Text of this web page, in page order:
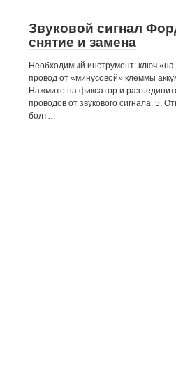
Звуковой сигнал
снятие и замена
Необходимый инструмент: ключ
провод от «минусовой» клеммы
Нажмите на фиксатор и
проводов от звукового сигнала. 5.
болт…